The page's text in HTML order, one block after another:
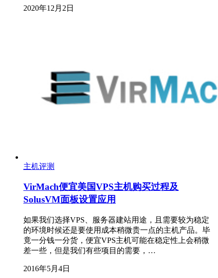
2020年12月2日
主机评测
VirMach便宜美国VPS主机购买过程及
SolusVM面板设置应用
如果我们选择VPS、服务器建站用途，且需要较为稳定
的环境时候还是要使用成本稍微贵一点的主机产品。毕
竟一分钱一分货，便宜VPS主机可能在稳定性上会稍微
差一些，但是我们有些项目的需要，…
2016年5月4日